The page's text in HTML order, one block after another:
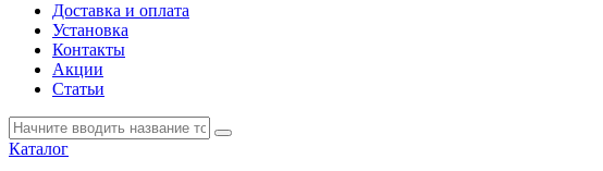
Доставка и оплата
Установка
Контакты
Акции
Статьи
Каталог